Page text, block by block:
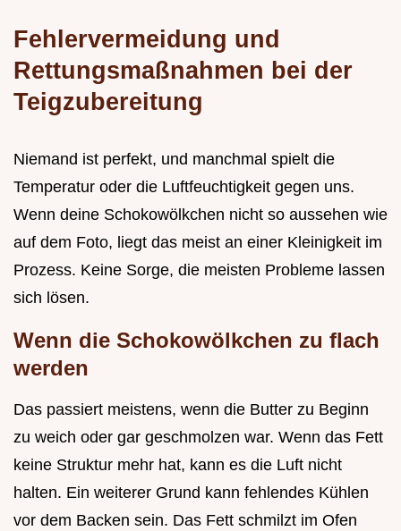
Fehlervermeidung und
Rettungsmaßnahmen bei der
Teigzubereitung
Niemand ist perfekt, und manchmal spielt die
Temperatur oder die Luftfeuchtigkeit gegen uns.
Wenn deine Schokowölkchen nicht so aussehen wie
auf dem Foto, liegt das meist an einer Kleinigkeit im
Prozess. Keine Sorge, die meisten Probleme lassen
sich lösen.
Wenn die Schokowölkchen zu flach
werden
Das passiert meistens, wenn die Butter zu Beginn
zu weich oder gar geschmolzen war. Wenn das Fett
keine Struktur mehr hat, kann es die Luft nicht
halten. Ein weiterer Grund kann fehlendes Kühlen
vor dem Backen sein. Das Fett schmilzt im Ofen